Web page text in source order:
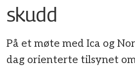
skudd
På et møte med Ica og
dag orienterte tilsynet